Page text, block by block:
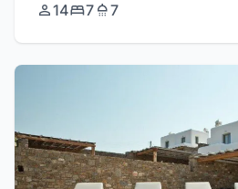
14 7 7